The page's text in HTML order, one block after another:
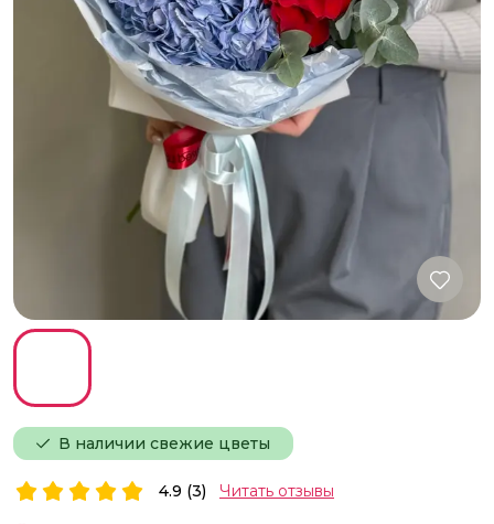
В наличии свежие цветы
4.9 (3) Читать отзывы